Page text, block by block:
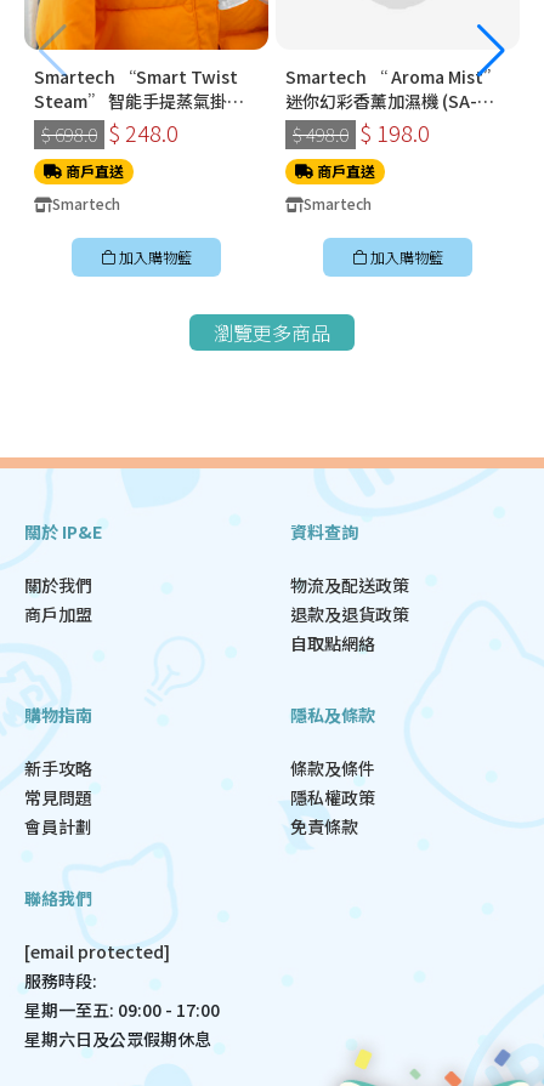
Smartech “Smart Twist
Steam” 智能手提蒸氣掛燙
機 (SS-8108)
$ 698.0 $ 248.0
商戶直送
Smartech
加入購物籃
Smartech “ Aroma Mist”
迷你幻彩香薰加濕機 (SA-
8009)
$ 498.0 $ 198.0
商戶直送
Smartech
加入購物籃
瀏覽更多商品
關於 IP&E
關於我們
商戶加盟
資料查詢
物流及配送政策
退款及退貨政策
自取點網絡
購物指南
新手攻略
常見問題
會員計劃
隱私及條款
條款及條件
隱私權政策
免責條款
聯絡我們
[email protected]
服務時段:
星期一至五: 09:00 - 17:00
星期六日及公眾假期休息